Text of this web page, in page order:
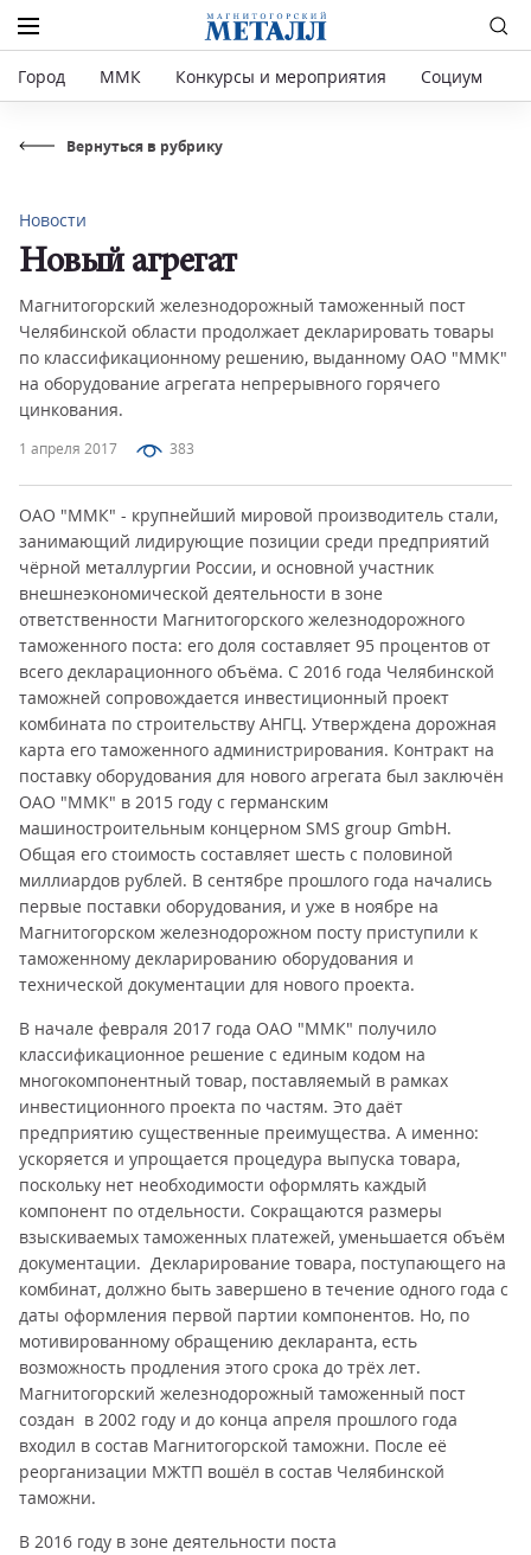
Город ММК Конкурсы и мероприятия Социум
Вернуться в рубрику
1 апреля 2017 383
Новости
Новый агрегат
Магнитогорский железнодорожный таможенный пост
Челябинской области продолжает декларировать товары
по классификационному решению, выданному ОАО "ММК"
на оборудование агрегата непрерывного горячего
цинкования.
ОАО "ММК" - крупнейший мировой производитель стали,
занимающий лидирующие позиции среди предприятий
чёрной металлургии России, и основной участник
внешнеэкономической деятельности в зоне
ответственности Магнитогорского железнодорожного
таможенного поста: его доля составляет 95 процентов от
всего декларационного объёма. С 2016 года Челябинской
таможней сопровождается инвестиционный проект
комбината по строительству АНГЦ. Утверждена дорожная
карта его таможенного администрирования. Контракт на
поставку оборудования для нового агрегата был заключён
ОАО "ММК" в 2015 году с германским
машиностроительным концерном SMS group GmbH.
Общая его стоимость составляет шесть с половиной
миллиардов рублей. В сентябре прошлого года начались
первые поставки оборудования, и уже в ноябре на
Магнитогорском железнодорожном посту приступили к
таможенному декларированию оборудования и
технической документации для нового проекта.
В начале февраля 2017 года ОАО "ММК" получило
классификационное решение с единым кодом на
многокомпонентный товар, поставляемый в рамках
инвестиционного проекта по частям. Это даёт
предприятию существенные преимущества. А именно:
ускоряется и упрощается процедура выпуска товара,
поскольку нет необходимости оформлять каждый
компонент по отдельности. Сокращаются размеры
взыскиваемых таможенных платежей, уменьшается объём
документации. Декларирование товара, поступающего на
комбинат, должно быть завершено в течение одного года с
даты оформления первой партии компонентов. Но, по
мотивированному обращению декларанта, есть
возможность продления этого срока до трёх лет.
Магнитогорский железнодорожный таможенный пост
создан в 2002 году и до конца апреля прошлого года
входил в состав Магнитогорской таможни. После её
реорганизации МЖТП вошёл в состав Челябинской
таможни.
В 2016 году в зоне деятельности поста